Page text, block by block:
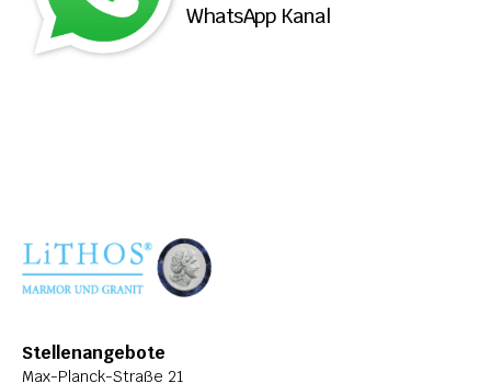
ÜBER LITHOS
WhatsApp Kanal
Stellenangebote
Max-Planck-Straße 21